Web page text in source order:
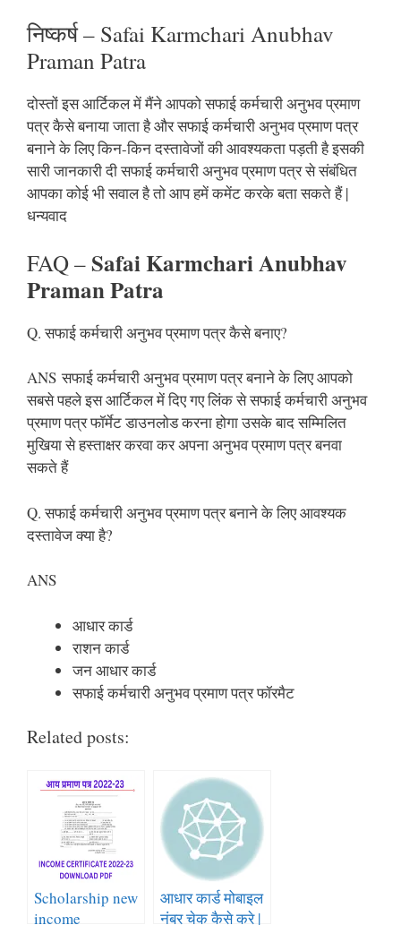
निष्कर्ष – Safai Karmchari Anubhav
Praman Patra
दोस्तों इस आर्टिकल में मैंने आपको सफाई कर्मचारी अनुभव प्रमाण
पत्र कैसे बनाया जाता है और सफाई कर्मचारी अनुभव प्रमाण पत्र
बनाने के लिए किन-किन दस्तावेजों की आवश्यकता पड़ती है इसकी
सारी जानकारी दी सफाई कर्मचारी अनुभव प्रमाण पत्र से संबंधित
आपका कोई भी सवाल है तो आप हमें कमेंट करके बता सकते हैं |
धन्यवाद
FAQ –Safai Karmchari Anubhav
Praman Patra
Q. सफाई कर्मचारी अनुभव प्रमाण पत्र कैसे बनाए?
ANS सफाई कर्मचारी अनुभव प्रमाण पत्र बनाने के लिए आपको
सबसे पहले इस आर्टिकल में दिए गए लिंक से सफाई कर्मचारी अनुभव
प्रमाण पत्र फॉर्मेट डाउनलोड करना होगा उसके बाद सम्मिलित
मुखिया से हस्ताक्षर करवा कर अपना अनुभव प्रमाण पत्र बनवा
सकते हैं
Q. सफाई कर्मचारी अनुभव प्रमाण पत्र बनाने के लिए आवश्यक
दस्तावेज क्या है?
ANS
आधार कार्ड
राशन कार्ड
जन आधार कार्ड
सफाई कर्मचारी अनुभव प्रमाण पत्र फॉरमैट
Related posts:
Scholarship new
income
आधार कार्ड मोबाइल
नंबर चेक कैसे करे |